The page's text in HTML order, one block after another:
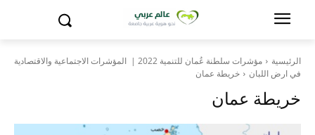
الرئيسية
مؤشرات سلطنة عُمان للتنمية 2022 | المؤشرات الاجتماعية والاقتصادية
في ارض اللبان
خريطة عمان
خريطة عمان